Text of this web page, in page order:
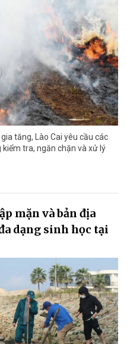
tăng, Lào Cai yêu cầu các
tra, ngăn chặn và xử lý
mặn và bản địa
dạng sinh học tại